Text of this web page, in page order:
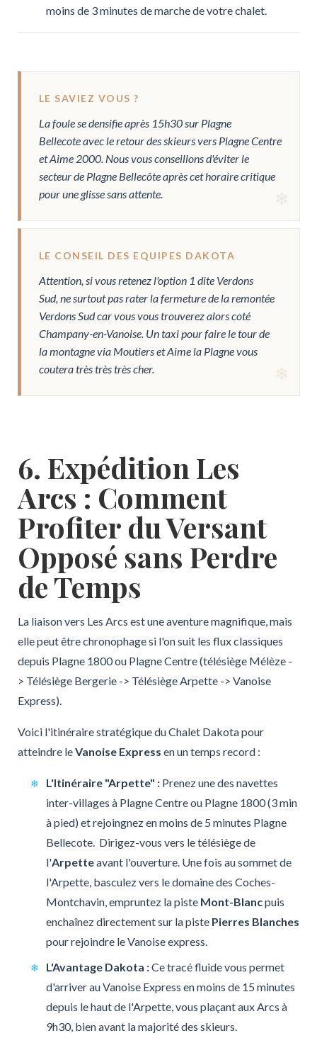
moins de 3 minutes de marche de votre chalet.
LE SAVIEZ VOUS ?
La foule se densifie après 15h30 sur Plagne
Bellecote avec le retour des skieurs vers Plagne Centre
et Aime 2000. Nous vous conseillons d'éviter le
secteur de Plagne Bellecôte après cet horaire critique
pour une glisse sans attente.
LE CONSEIL DES EQUIPES DAKOTA
Attention, si vous retenez l'option 1 dite Verdons
Sud, ne surtout pas rater la fermeture de la remontée
Verdons Sud car vous vous trouverez alors coté
Champany-en-Vanoise. Un taxi pour faire le tour de
la montagne via Moutiers et Aime la Plagne vous
coutera très très très cher.
6. Expédition Les
Arcs : Comment
Profiter du Versant
Opposé sans Perdre
de Temps
La liaison vers Les Arcs est une aventure magnifique, mais
elle peut être chronophage si l'on suit les flux classiques
depuis Plagne 1800 ou Plagne Centre (télésiège Mélèze -
> Télésiège Bergerie -> Télésiège Arpette -> Vanoise
Express).
Voici l'itinéraire stratégique du Chalet Dakota pour
atteindre leVanoise Express en un temps record :
L'Itinéraire "Arpette" :Prenez une des navettes
inter-villages à Plagne Centre ou Plagne 1800 (3 min
à pied) et rejoingnez en moins de 5 minutes Plagne
Bellecote. Dirigez-vous vers le télésiège de
l'Arpetteavant l'ouverture. Une fois au sommet de
l'Arpette, basculez vers le domaine des Coches-
Montchavin, empruntez la piste Mont-Blancpuis
enchaînez directement sur la piste Pierres Blanches
pour rejoindre le Vanoise express.
L'Avantage Dakota :Ce tracé fluide vous permet
d'arriver au Vanoise Express en moins de 15 minutes
depuis le haut de l'Arpette, vous plaçant aux Arcs à
9h30, bien avant la majorité des skieurs.